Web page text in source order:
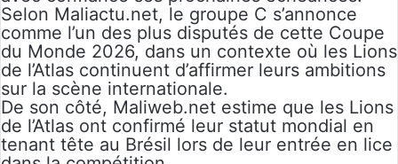
Selon Maliactu.net, le groupe C s’annonce
comme l’un des plus disputés de cette Coupe
du Monde 2026, dans un contexte où les Lions
de l’Atlas continuent d’affirmer leurs ambitions
sur la scène internationale.
De son côté, Maliweb.net estime que les Lions
de l’Atlas ont confirmé leur statut mondial en
tenant tête au Brésil lors de leur entrée en lice